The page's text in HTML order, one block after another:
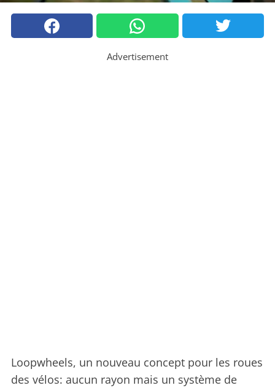
Advertisement
Loopwheels, un nouveau concept pour les roues
des vélos: aucun rayon mais un système de